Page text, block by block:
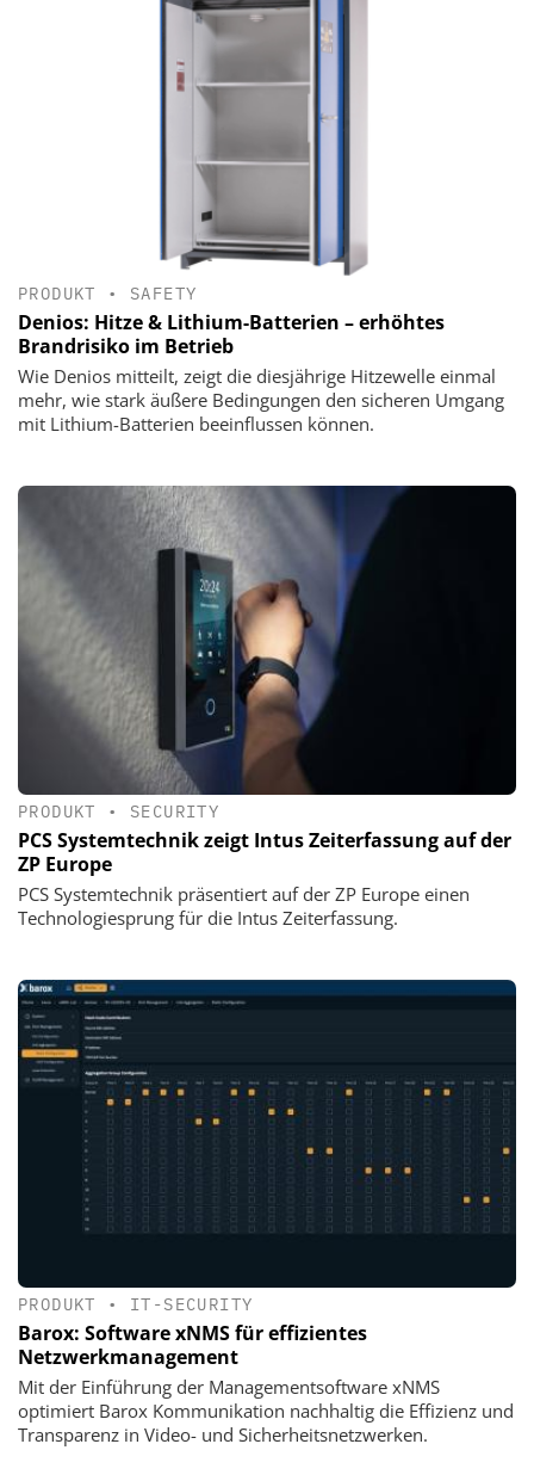
PRODUKT • SAFETY
Denios: Hitze & Lithium-Batterien – erhöhtes
Brandrisiko im Betrieb
Wie Denios mitteilt, zeigt die diesjährige Hitzewelle einmal
mehr, wie stark äußere Bedingungen den sicheren Umgang
mit Lithium-Batterien beeinflussen können.
PRODUKT • SECURITY
PCS Systemtechnik zeigt Intus Zeiterfassung auf der
ZP Europe
PCS Systemtechnik präsentiert auf der ZP Europe einen
Technologiesprung für die Intus Zeiterfassung.
PRODUKT • IT-SECURITY
Barox: Software xNMS für effizientes
Netzwerkmanagement
Mit der Einführung der Managementsoftware xNMS
optimiert Barox Kommunikation nachhaltig die Effizienz und
Transparenz in Video- und Sicherheitsnetzwerken.